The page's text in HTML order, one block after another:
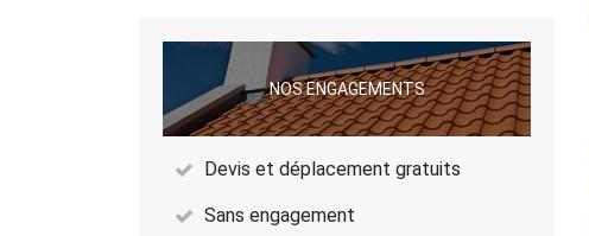
NOS ENGAGEMENTS
Devis et déplacement gratuits
Sans engagement